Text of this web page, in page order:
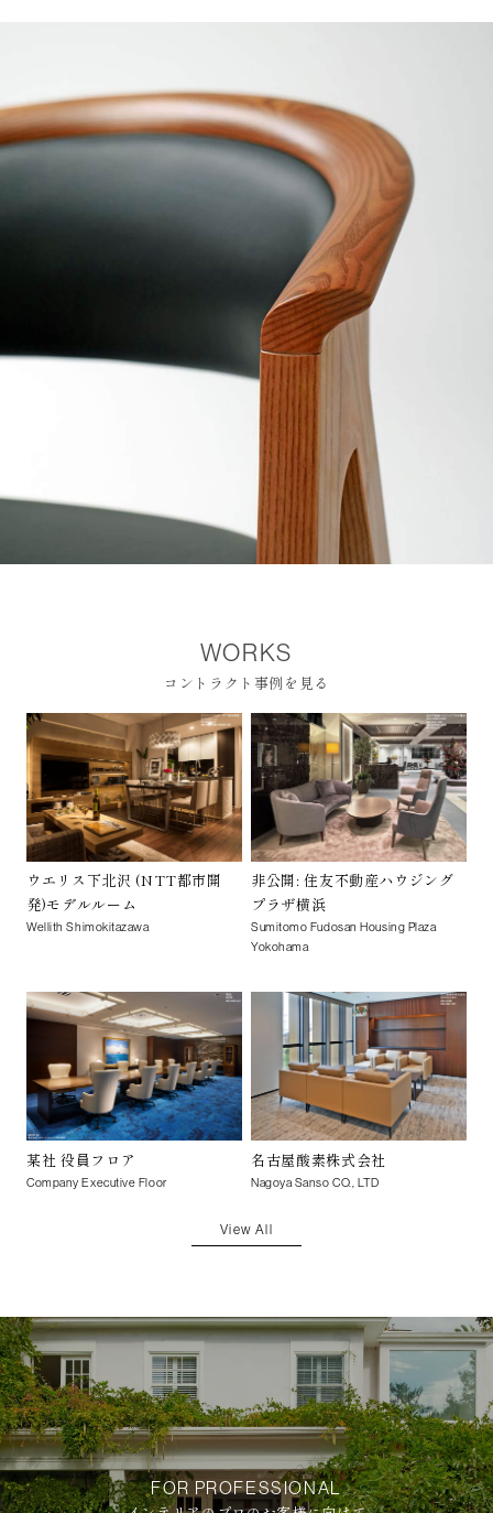
WORKS
コントラクト事例を見る
ウエリス下北沢 (NTT都市開
発)モデルルーム
Wellith Shimokitazawa
非公開: 住友不動産ハウジング
プラザ横浜
Sumitomo Fudosan Housing Plaza
Yokohama
某社 役員フロア
Company Executive Floor
名古屋酸素株式会社
Nagoya Sanso CO., LTD
View All
FOR PROFESSIONAL